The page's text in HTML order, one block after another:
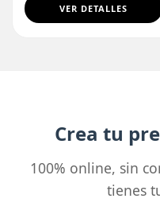
VER DETALLES
Crea tu
100% online, sin
tienes